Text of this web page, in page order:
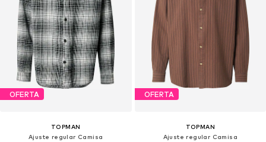
OFERTA
TOPMAN
Ajuste regular Camisa
OFERTA
TOPMAN
Ajuste regular Camisa